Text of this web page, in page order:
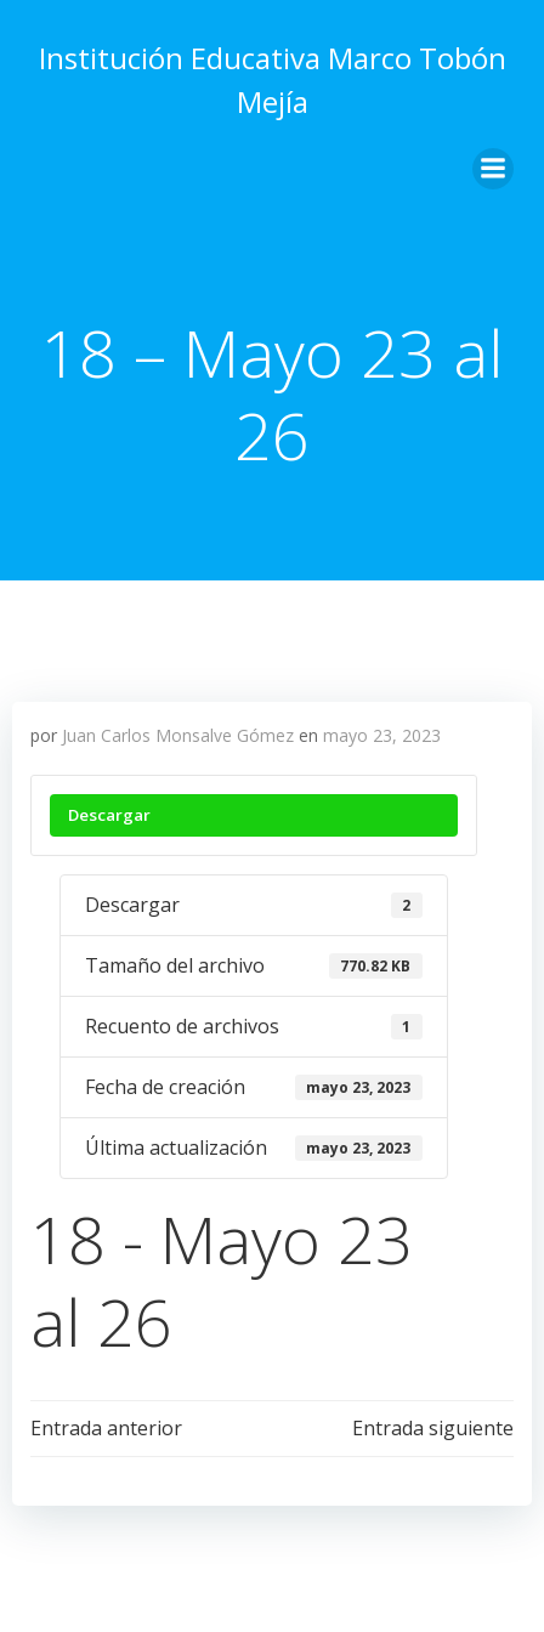
al
contenido
Institución Educativa Marco Tobón
Mejía
18 – Mayo 23 al
26
por Juan Carlos Monsalve Gómez en mayo 23, 2023
Descargar
Descargar 2
Tamaño del archivo 770.82 KB
Recuento de archivos 1
Fecha de creación mayo 23, 2023
Última actualización mayo 23, 2023
18 - Mayo 23
al 26
Navegación
de
Entrada anterior
Navegación
de
Entrada siguiente